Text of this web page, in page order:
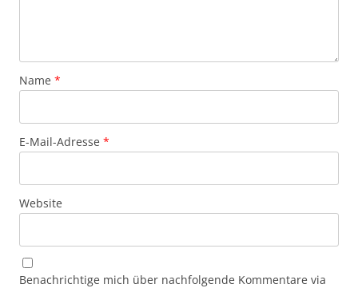
Name *
E-Mail-Adresse *
Website
Benachrichtige mich über nachfolgende Kommentare via